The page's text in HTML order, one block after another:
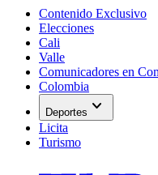
Contenido Exclusivo
Elecciones
Cali
Valle
Comunicadores en
Colombia
Deportes expand_more
Licita
Turismo